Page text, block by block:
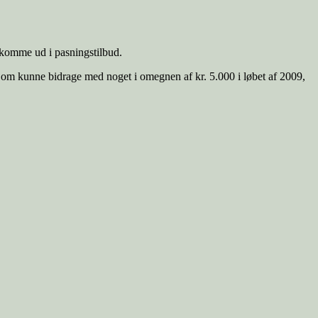
ud i pasningstilbud.
kunne bidrage med noget i omegnen af kr. 5.000 i løbet af 2009,